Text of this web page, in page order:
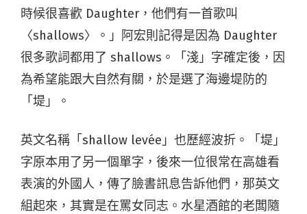
時候很喜歡 Daughter，他們有一首歌叫
〈shallows〉。」阿宏則記得是因為 Daughter
很多歌詞都用了 shallows。「淺」字確定後，因
為希望能跟大自然有關，於是選了海邊堤防的
「堤」。
英文名稱「shallow levée」也歷經波折。「堤」
字原本用了另一個單字，後來一位很常在高雄看
表演的外國人，傳了臉書訊息告訴他們，那英文
組起來，其實是在罵女同志。水星酒館的老闆隨